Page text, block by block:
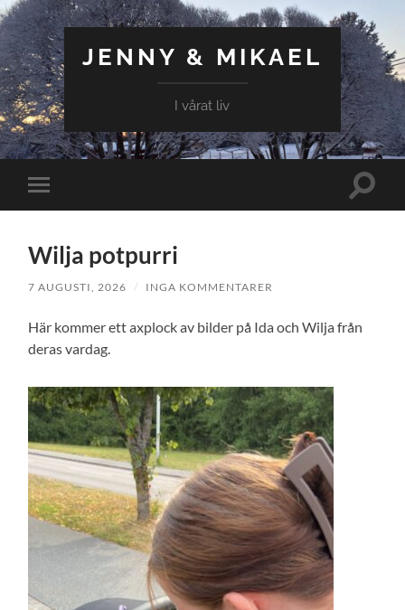
JENNY & MIKAEL
I vårat liv
Slå
på/av
Slå
Wilja potpurri
7 AUGUSTI, 2026 / INGA KOMMENTARER
Här kommer ett axplock av bilder på Ida och Wilja från
deras vardag.